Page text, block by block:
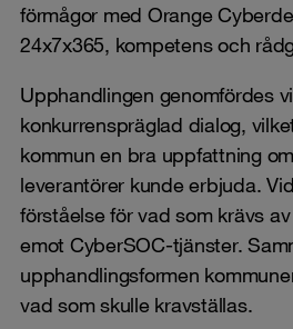
förmågor med Orange
24x7x365, kompetens och
Upphandlingen genomfördes
konkurrenspräglad dialog,
kommun en bra uppfattning
leverantörer kunde erbjuda.
förståelse för vad som krävs
emot CyberSOC-tjänster.
upphandlingsformen
vad som skulle kravställas.